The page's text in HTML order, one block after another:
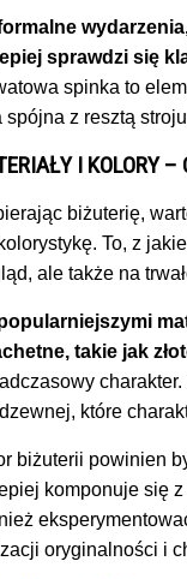
sprawdzi się
spinka to
spójna z resztą
I KOLORY –
biżuterię,
To, z
ale także na
takie jak
które
biżuterii powinien
komponuje się z
oryginalności i